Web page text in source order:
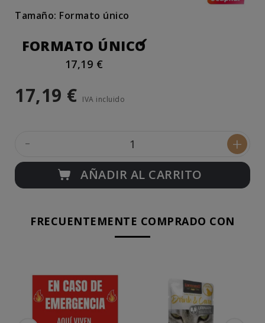
Tamaño: Formato único
FORMATO ÚNICO
17,19 €
17,19 € IVA incluido
- +
AÑADIR AL CARRITO
FRECUENTEMENTE COMPRADO CON